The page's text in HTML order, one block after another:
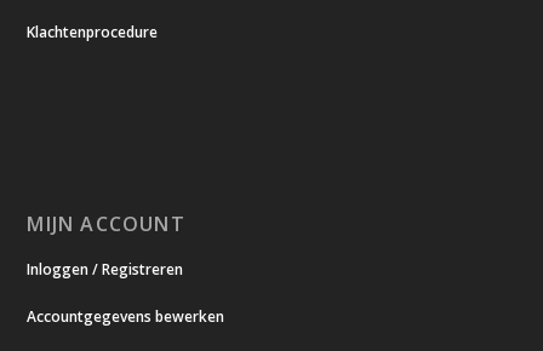
Klachtenprocedure
MIJN ACCOUNT
Inloggen / Registreren
Accountgegevens bewerken